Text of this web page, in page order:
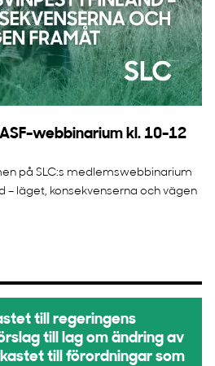
webbinarium kl. 10-12
på SLC:s medlemswebbinarium
– läget, konsekvenserna och vägen
till regeringens
till lag om ändring av
till förordningar som